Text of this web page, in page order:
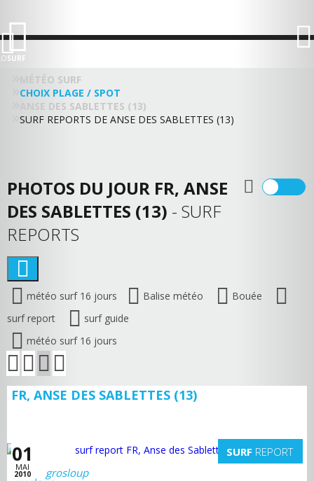
SURF
MÉTÉO SURF
CHOIX PLAGE / SPOT
ANSE DES SABLETTES (13)
SURF REPORTS DE ANSE DES SABLETTES (13)
PHOTOS DU JOUR FR, ANSE
DES SABLETTES (13) - SURF
REPORTS
météo surf 16 jours Balise météo
Bouée
surf report
surf guide
météo surf 16 jours
FR, ANSE DES SABLETTES (13)
01
MAI
2010
SURF REPORT
grosloup